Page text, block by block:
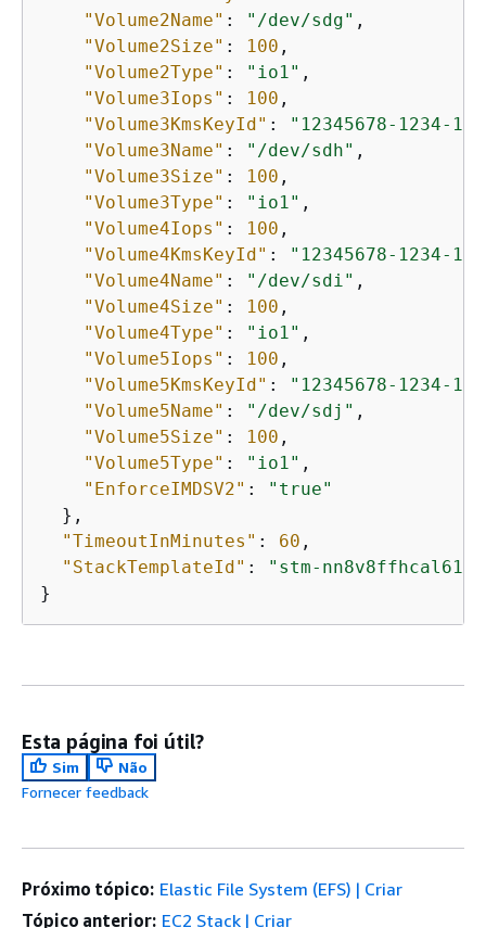
"Volume2Name" : "/dev/sdg" ,
"Volume2Size" : 100 ,
"Volume2Type" : "io1" ,
"Volume3Iops" : 100 ,
"Volume3KmsKeyId" :
"12345678-1234-
"Volume3Name" : "/dev/sdh" ,
"Volume3Size" : 100 ,
"Volume3Type" : "io1" ,
"Volume4Iops" : 100 ,
"Volume4KmsKeyId" :
"12345678-1234-
"Volume4Name" : "/dev/sdi" ,
"Volume4Size" : 100 ,
"Volume4Type" : "io1" ,
"Volume5Iops" : 100 ,
"Volume5KmsKeyId" :
"12345678-1234-
"Volume5Name" : "/dev/sdj" ,
"Volume5Size" : 100 ,
"Volume5Type" : "io1" ,
"EnforceIMDSV2" :
"true"
  },
"TimeoutInMinutes" : 60 ,
"StackTemplateId" :
"stm-
Esta página foi útil?
Sim
Não
Fornecer feedback
Próximo tópico: Elastic File System (EFS) | Criar
Tópico anterior: EC2 Stack | Criar